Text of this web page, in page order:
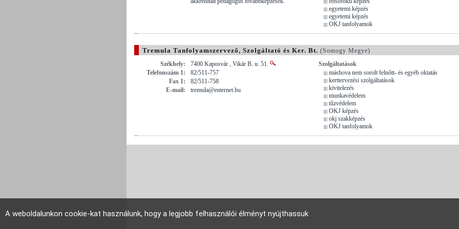
egyetemi képzés
egyetemi képzés
OKJ tanfolyamok
Tremula Tanfolyamszervező, Szolgáltató és Ker. Bt. (Somogy Megye)
Székhely:
7400 Kaposvár , Vikár B. u. 51.
Telefonszám 1:
82/511-757
Fax 1:
82/511-758
E-mail:
tremula@enternet.hu
Szolgáltatások
máshova nem sorolt felnőtt- és egyéb oktatás
kerttervezési szolgáltatások
kivitelezés
munkavédelem
tűzvédelem
OKJ képzés
okj szakképzés
OKJ tanfolyamok
A weboldalunkon cookie-kat használunk, hogy a legjobb felhasználói élményt nyújthassuk